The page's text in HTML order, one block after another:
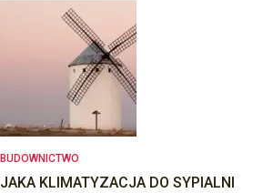
BUDOWNICTWO
JAKA KLIMATYZACJA DO SYPIALNI